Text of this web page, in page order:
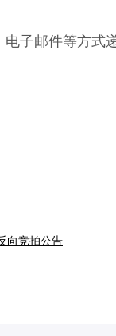
邮件等方式
向竞拍公告